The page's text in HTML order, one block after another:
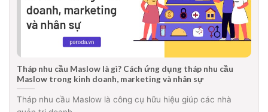
Tháp nhu cầu Maslow là gì? Cách ứng dụng tháp nhu cầu
Maslow trong kinh doanh, marketing và nhân sự
Tháp nhu cầu Maslow là công cụ hữu hiệu giúp các nhà